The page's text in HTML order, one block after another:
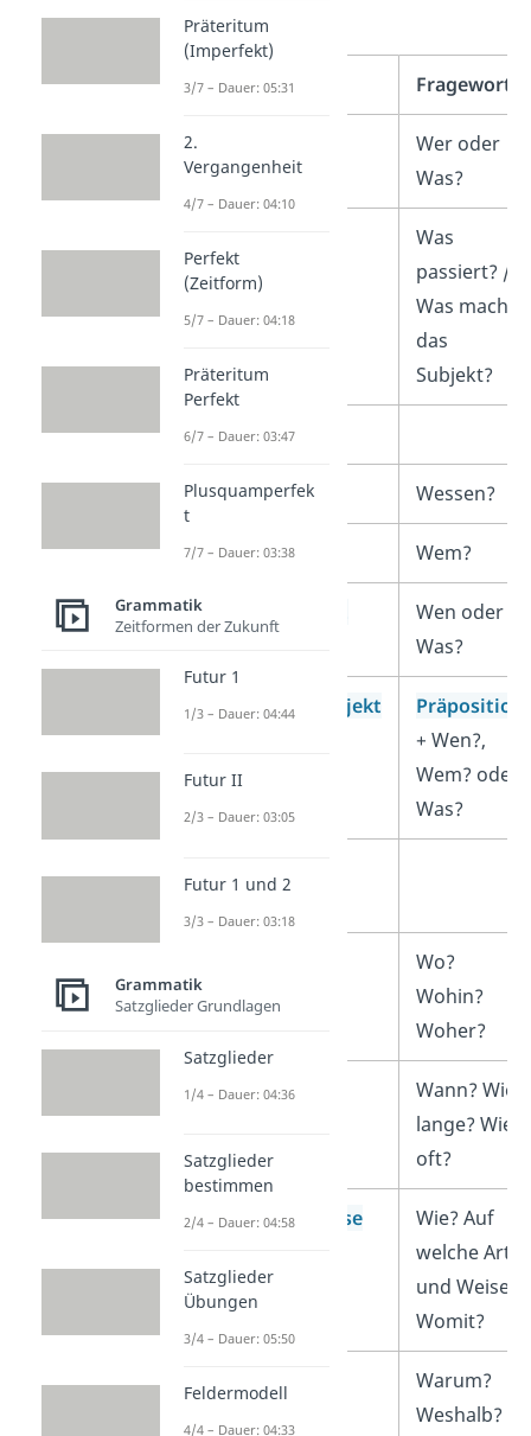
hier in der Tabelle.
Satzglied Fragewort
Wer oder
Was?
Was
passiert? /
Was macht
das
Subjekt?
Objekt
Genitivobjekt Wessen?
Dativobjekt Wem?
Akkusativobjekt
Wen oder
Was?
Präpositionalobjekt
Präposition
+ Wen?,
Wem? oder
Was?
Wo?
Wohin?
Woher?
der Zeit
Wann? Wie
lange? Wie
oft?
derArt und Weise
Wie? Auf
welche Art
und Weise?
Womit?
des Grundes
Warum?
Weshalb?
Präteritum
(Imperfekt)
3/7 – Dauer: 05:31
2.
Vergangenheit
4/7 – Dauer: 04:10
Perfekt
(Zeitform)
5/7 – Dauer: 04:18
Präteritum
Perfekt
6/7 – Dauer: 03:47
Plusquamperfek
t
7/7 – Dauer: 03:38
Grammatik
Zeitformen der Zukunft
Futur 1
1/3 – Dauer: 04:44
Futur II
2/3 – Dauer: 03:05
Futur 1 und 2
3/3 – Dauer: 03:18
Grammatik
Satzglieder Grundlagen
Satzglieder
1/4 – Dauer: 04:36
Satzglieder
bestimmen
2/4 – Dauer: 04:58
Satzglieder
Übungen
3/4 – Dauer: 05:50
Feldermodell
4/4 – Dauer: 04:33